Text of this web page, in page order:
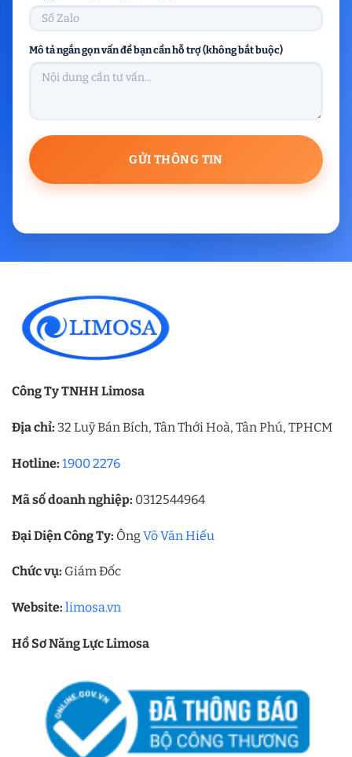
Mô tả ngắn gọn vấn đề bạn cần hỗ trợ (không bắt buộc)
Công Ty TNHH Limosa
Địa chỉ: 32 Luỹ Bán Bích, Tân Thới Hoà, Tân Phú, TPHCM
Hotline: 1900 2276
Mã số doanh nghiệp: 0312544964
Đại Diện Công Ty: ÔngVõ Văn Hiếu
Chức vụ: Giám Đốc
Website: limosa.vn
Hồ Sơ Năng Lực Limosa